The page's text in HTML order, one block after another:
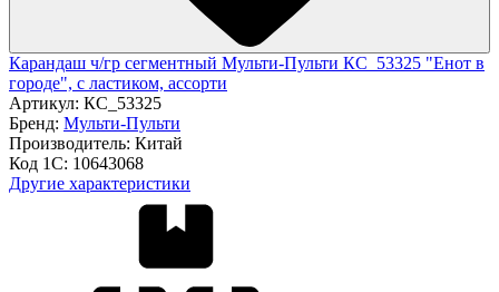
Карандаш ч/гр сегментный Мульти-Пульти КС_53325 "Енот в
городе", с ластиком, ассорти
Артикул: КС_53325
Бренд: Мульти-Пульти
Производитель: Китай
Код 1С: 10643068
Другие характеристики